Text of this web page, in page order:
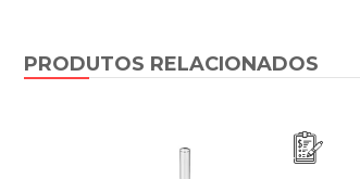
PRODUTOS RELACIONADOS